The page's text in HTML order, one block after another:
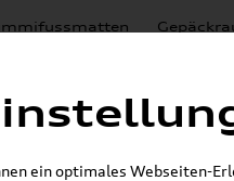
Lackierungen
E-Mail
ein optimales Webseiten-